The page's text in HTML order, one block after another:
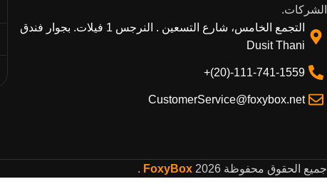
الشركات.
التجمع الخامس، شارع التسعين . النرجس 1 فيلات. بجوار فندق
Dusit Thani
111-741-1559-(20)+
CustomerService@foxybox.net
جميع الحقوق محفوظة FoxyBox 2026
.